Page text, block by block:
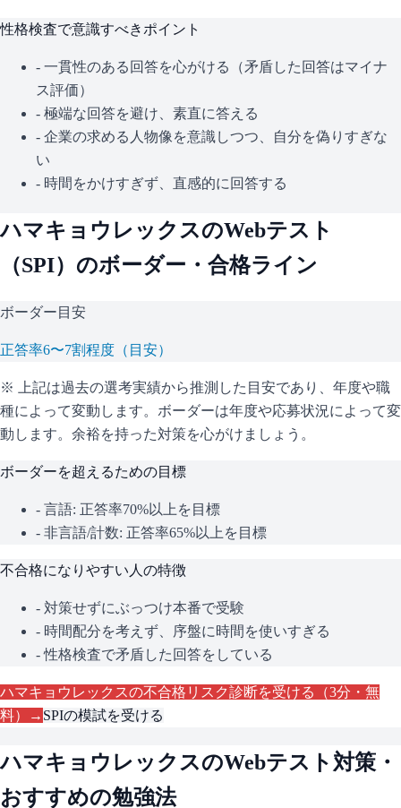
性格検査で意識すべきポイント
- 一貫性のある回答を心がける（矛盾した回答はマイナ
ス評価）
- 極端な回答を避け、素直に答える
- 企業の求める人物像を意識しつつ、自分を偽りすぎな
い
- 時間をかけすぎず、直感的に回答する
ハマキョウレックスのWebテスト
（SPI）のボーダー・合格ライン
ボーダー目安
正答率6〜7割程度（目安）
※ 上記は過去の選考実績から推測した目安であり、年度や職
種によって変動します。 ボーダーは年度や応募状況によって変
動します。余裕を持った対策を心がけましょう。
ボーダーを超えるための目標
- 言語: 正答率70%以上を目標
- 非言語/計数: 正答率65%以上を目標
不合格になりやすい人の特徴
- 対策せずにぶっつけ本番で受験
- 時間配分を考えず、序盤に時間を使いすぎる
- 性格検査で矛盾した回答をしている
ハマキョウレックスの不合格リスク診断を受ける（3分・無
料）→ SPIの模試を受ける
ハマキョウレックスのWebテスト対策・
おすすめの勉強法